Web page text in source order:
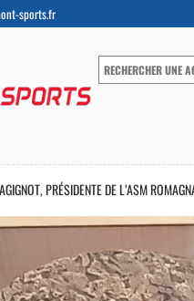
sports.fr
PRÉSIDENTE DE L’ASM